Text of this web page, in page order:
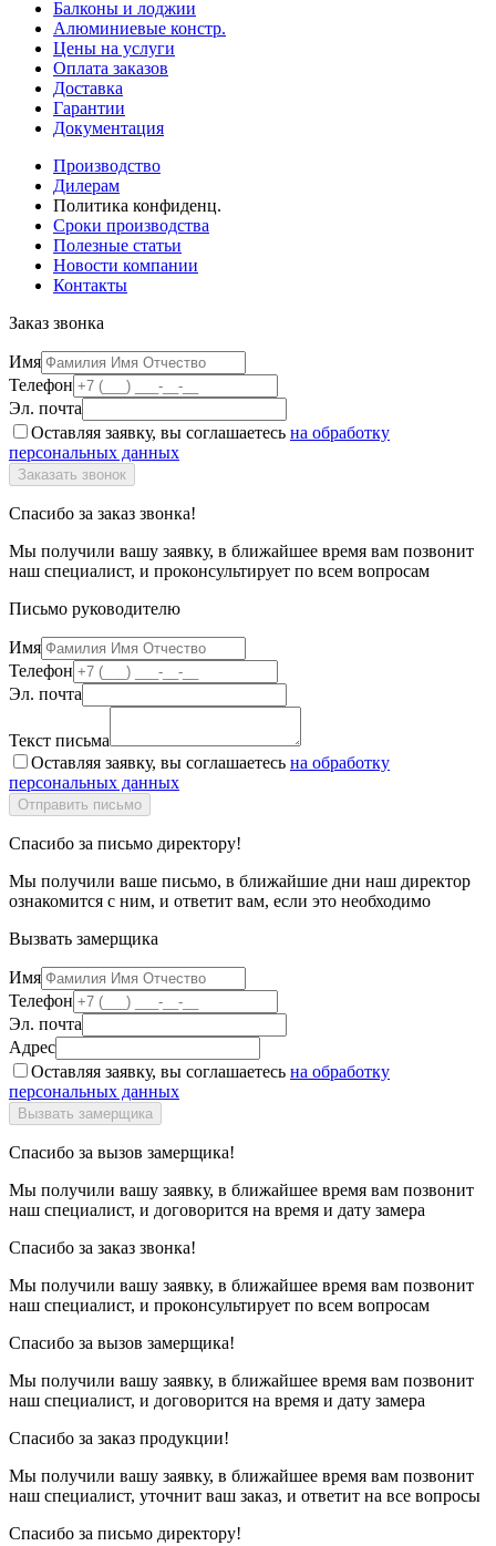
Балконы и лоджии
Алюминиевые констр.
Цены на услуги
Оплата заказов
Доставка
Гарантии
Документация
Производство
Дилерам
Политика конфиденц.
Сроки производства
Полезные статьи
Новости компании
Контакты
Заказ звонка
Имя
Телефон
Эл. почта
Оставляя заявку, вы соглашаетесь на обработку
персональных данных
Спасибо за заказ звонка!
Мы получили вашу заявку, в ближайшее время вам позвонит
наш специалист, и проконсультирует по всем вопросам
Письмо руководителю
Имя
Телефон
Эл. почта
Текст письма
Оставляя заявку, вы соглашаетесь на обработку
персональных данных
Спасибо за письмо директору!
Мы получили ваше письмо, в ближайшие дни наш директор
ознакомится с ним, и ответит вам, если это необходимо
Вызвать замерщика
Имя
Телефон
Эл. почта
Адрес
Оставляя заявку, вы соглашаетесь на обработку
персональных данных
Спасибо за вызов замерщика!
Мы получили вашу заявку, в ближайшее время вам позвонит
наш специалист, и договорится на время и дату замера
Спасибо за заказ звонка!
Мы получили вашу заявку, в ближайшее время вам позвонит
наш специалист, и проконсультирует по всем вопросам
Спасибо за вызов замерщика!
Мы получили вашу заявку, в ближайшее время вам позвонит
наш специалист, и договорится на время и дату замера
Спасибо за заказ продукции!
Мы получили вашу заявку, в ближайшее время вам позвонит
наш специалист, уточнит ваш заказ, и ответит на все вопросы
Спасибо за письмо директору!